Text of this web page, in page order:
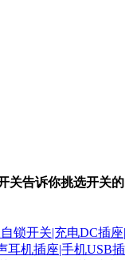
关告诉你挑选开关的
锁开关|充电DC插座|
耳机插座|手机USB插